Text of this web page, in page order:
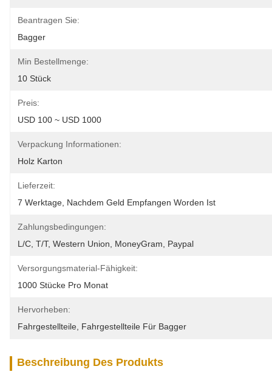
Beantragen Sie:
Bagger
Min Bestellmenge:
10 Stück
Preis:
USD 100 ~ USD 1000
Verpackung Informationen:
Holz Karton
Lieferzeit:
7 Werktage, Nachdem Geld Empfangen Worden Ist
Zahlungsbedingungen:
L/C, T/T, Western Union, MoneyGram, Paypal
Versorgungsmaterial-Fähigkeit:
1000 Stücke Pro Monat
Hervorheben:
Fahrgestellteile Fahrgestellteile Für Bagger
Beschreibung Des Produkts